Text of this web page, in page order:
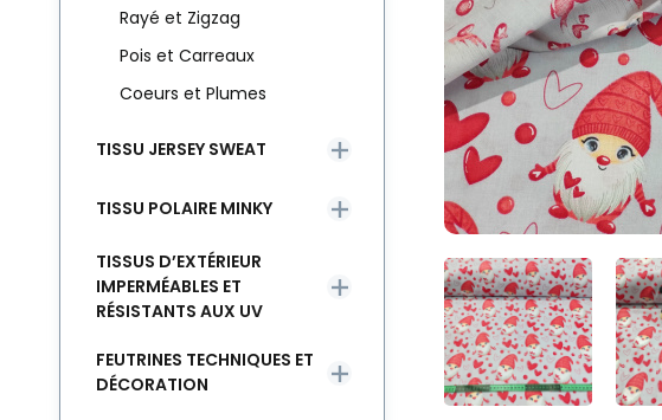
Rayé et Zigzag
Pois et Carreaux
Coeurs et Plumes
TISSU JERSEY SWEAT
TISSU POLAIRE MINKY
TISSUS D’EXTÉRIEUR
IMPERMÉABLES ET
RÉSISTANTS AUX UV
FEUTRINES TECHNIQUES ET
DÉCORATION